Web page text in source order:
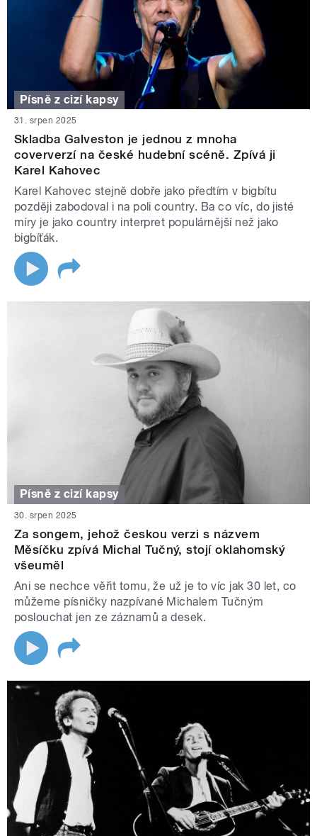
Písně z cizí kapsy
31. srpen 2025
Skladba Galveston je jednou z mnoha
coververzí na české hudební scéně. Zpívá ji
Karel Kahovec
Karel Kahovec stejně dobře jako předtím v bigbítu
později zabodoval i na poli country. Ba co víc, do jisté
míry je jako country interpret populárnější než jako
bigbíťák.
Písně z cizí kapsy
30. srpen 2025
Za songem, jehož českou verzi s názvem
Měsíčku zpívá Michal Tučný, stojí oklahomský
všeuměl
Ani se nechce věřit tomu, že už je to víc jak 30 let, co
můžeme písničky nazpívané Michalem Tučným
poslouchat jen ze záznamů a desek.